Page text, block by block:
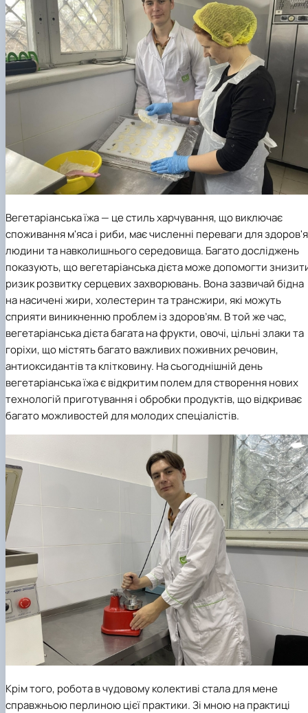
Вегетаріанська їжа — це стиль харчування, що виключає
споживання м'яса і риби, має численні переваги для здоров'я
людини та навколишнього середовища. Багато досліджень
показують, що вегетаріанська дієта може допомогти
ризик розвитку серцевих захворювань. Вона зазвичай бідна
на насичені жири, холестерин та трансжири, які можуть
сприяти виникненню проблем із здоров’ям. В той же час,
вегетаріанська дієта багата на фрукти, овочі, цільні злаки та
горіхи, що містять багато важливих поживних речовин,
антиоксидантів та клітковину. На сьогоднішній день
вегетаріанська їжа є відкритим полем для створення нових
технологій приготування і обробки продуктів, що відкриває
багато можливостей для молодих спеціалістів.
Крім того, робота в чудовому колективі стала для мене
справжньою перлиною цієї практики. Зі мною на практиці